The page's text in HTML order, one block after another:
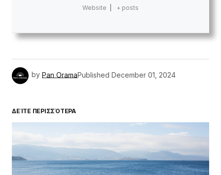
Website + posts
by Pan OramaPublished December 01, 2024
ΔΕΊΤΕ ΠΕΡΙΣΣΌΤΕΡΑ